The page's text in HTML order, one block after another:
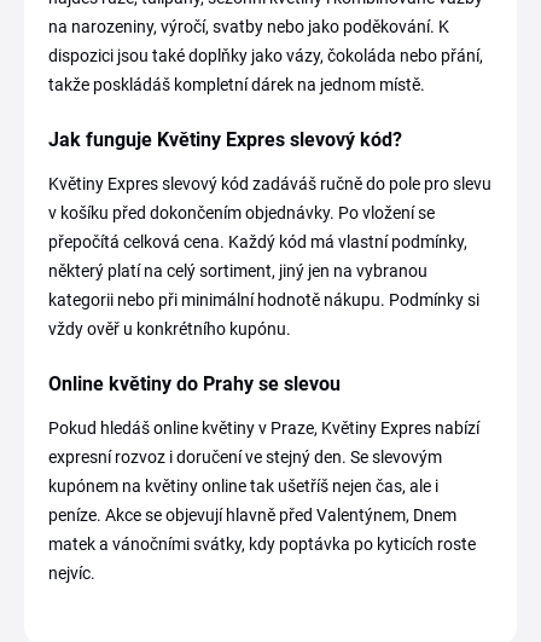
na narozeniny, výročí, svatby nebo jako poděkování. K
dispozici jsou také doplňky jako vázy, čokoláda nebo přání,
takže poskládáš kompletní dárek na jednom místě.
Jak funguje Květiny Expres slevový kód?
Květiny Expres slevový kód zadáváš ručně do pole pro slevu
v košíku před dokončením objednávky. Po vložení se
přepočítá celková cena. Každý kód má vlastní podmínky,
některý platí na celý sortiment, jiný jen na vybranou
kategorii nebo při minimální hodnotě nákupu. Podmínky si
vždy ověř u konkrétního kupónu.
Online květiny do Prahy se slevou
Pokud hledáš online květiny v Praze, Květiny Expres nabízí
expresní rozvoz i doručení ve stejný den. Se slevovým
kupónem na květiny online tak ušetříš nejen čas, ale i
peníze. Akce se objevují hlavně před Valentýnem, Dnem
matek a vánočními svátky, kdy poptávka po kyticích roste
nejvíc.